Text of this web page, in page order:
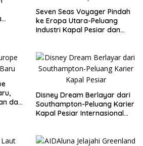
Seven Seas Voyager Pindah
ke Eropa Utara-Peluang
Industri Kapal Pesiar dan
dan
Disney Dream Berlayar dari
Southampton-Peluang Karier
Kapal Pesiar Internasional